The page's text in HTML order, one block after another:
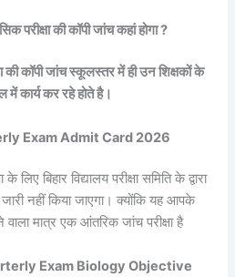
परीक्षा की कॉपी जांच कहां होगा ?
की कॉपी जांच स्कूलस्तर में ही उन शिक्षकों के
में कार्य कर रहे होते है।
Exam Admit Card 2026
के लिए बिहार विद्यालय परीक्षा समिति के द्वारा
नहीं किया जाएगा। क्योंकि यह आपके
मात्र एक आंतरिक जांच परीक्षा है
Exam Biology Objective